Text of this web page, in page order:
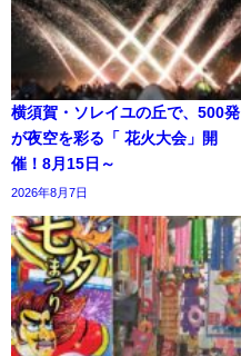
横須賀・ソレイユの丘で、500発
が夜空を彩る「 花火大会」開
催！8月15日～
2026年8月7日